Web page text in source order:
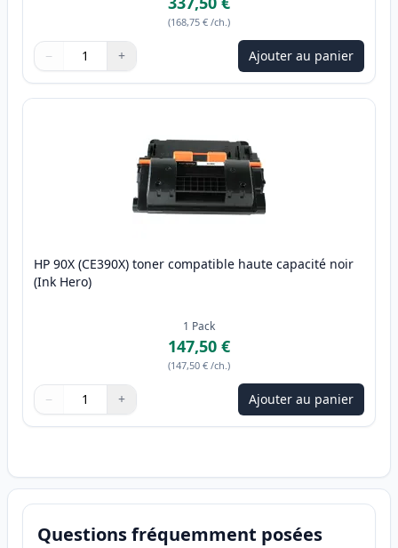
(168,75 € /ch.)
Quantité
Utilisez les boutons pour ajuster
− +
Quantité Ajouter au panier
HP 90X (CE390X) toner compatible haute capacité noir
(Ink Hero)
1 Pack
147,50 €
(147,50 € /ch.)
Quantité
Utilisez les boutons pour ajuster
− +
Quantité Ajouter au panier
Questions fréquemment posées